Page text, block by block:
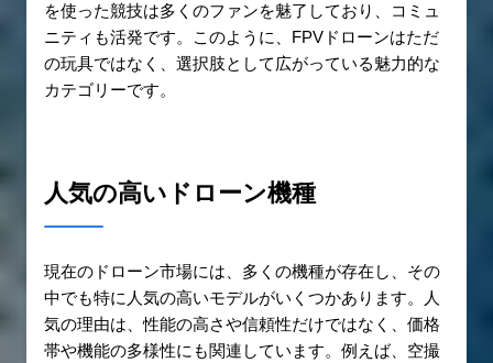
を使った競技は多くのファンを魅了しており、コミュ
ニティも活発です。このように、FPVドローンはただ
の玩具ではなく、選択肢として広がっている魅力的な
カテゴリーです。
人気の高いドローン機種
現在のドローン市場には、多くの機種が存在し、その
中でも特に人気の高いモデルがいくつかあります。人
気の理由は、性能の高さや信頼性だけではなく、価格
帯や機能の多様性にも関連しています。例えば、空撮